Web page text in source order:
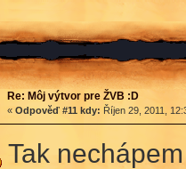
Re: Môj výtvor pre ŽVB :D
« Odpověď #11 kdy: Říjen 29, 2011,
Tak